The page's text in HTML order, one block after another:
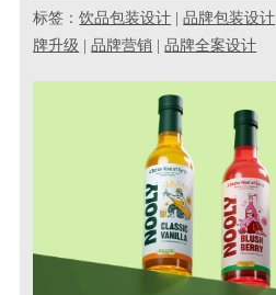
标签：饮品包装设计 |品牌包装设计
牌升级 |品牌营销 |品牌全案设计